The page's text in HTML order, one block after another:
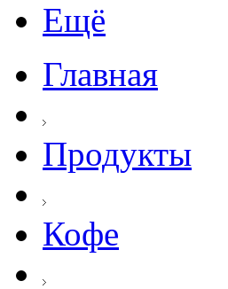
Ещё
Главная
Продукты
Кофе